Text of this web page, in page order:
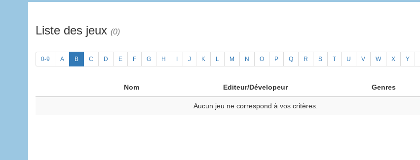
Liste des jeux (0)
0-9 A B C D E F G H J K L M N O P Q R S T U V W X Y
Nom Editeur/Dévelopeur Genres
Aucun jeu ne correspond à vos critères.